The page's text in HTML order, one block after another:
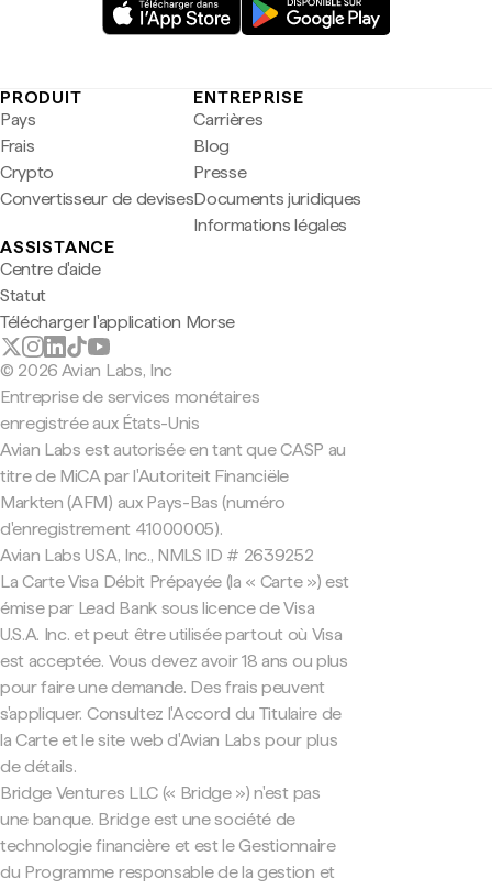
PRODUIT
Pays
Frais
Crypto
Convertisseur de devises
ENTREPRISE
Carrières
Blog
Presse
Documents juridiques
Informations légales
ASSISTANCE
Centre d'aide
Statut
Télécharger l'application Morse
© 2026 Avian Labs, Inc
Entreprise de services monétaires
enregistrée aux États-Unis
Avian Labs est autorisée en tant que CASP au
titre de MiCA par l'Autoriteit Financiële
Markten (AFM) aux Pays-Bas (numéro
d'enregistrement 41000005).
Avian Labs USA, Inc., NMLS ID # 2639252
La Carte Visa Débit Prépayée (la « Carte ») est
émise par Lead Bank sous licence de Visa
U.S.A. Inc. et peut être utilisée partout où Visa
est acceptée. Vous devez avoir 18 ans ou plus
pour faire une demande. Des frais peuvent
s'appliquer. Consultez l'Accord du Titulaire de
la Carte et le site web d'Avian Labs pour plus
de détails.
Bridge Ventures LLC (« Bridge ») n'est pas
une banque. Bridge est une société de
technologie financière et est le Gestionnaire
du Programme responsable de la gestion et